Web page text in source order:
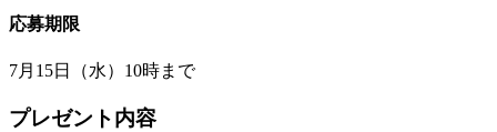
応募期限
7月15日（水）10時まで
プレゼント内容